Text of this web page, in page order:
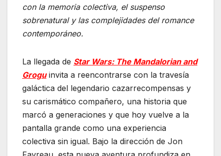
con la memoria colectiva, el suspenso
sobrenatural y las complejidades del romance
contemporáneo.
La llegada de Star Wars: The Mandalorian and
Groguinvita a reencontrarse con la travesía
galáctica del legendario cazarrecompensas y
su carismático compañero, una historia que
marcó a generaciones y que hoy vuelve a la
pantalla grande como una experiencia
colectiva sin igual. Bajo la dirección de Jon